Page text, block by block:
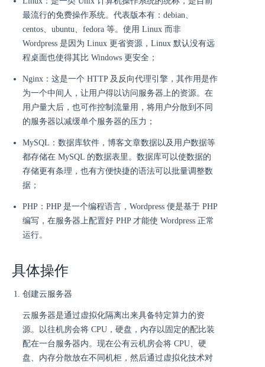
最流行的免费操作系统。代表版本有：debian、
centos、ubuntu、fedora 等。使用 Linux 而非
Wordpress 是因为 Linux 更省资源，Linux 默认没有远
程桌面也使得其比 Windows 更安全；
Nginx：这是一个 HTTP 及反向代理引擎，其作用是作
为一个中间人，让用户得以访问服务器上的资源。在
用户量大后，也可作控制流量用，将用户分散到不同
的服务器以减缓单个服务器的压力；
MySQL：数据库软件，博客文章数据以及用户数据等
都存储在 MySQL 的数据表里。数据库可以使数据的
存储更有条理，也有方便快捷的语法可以批量调整数
据；
PHP：PHP 是一个编程语言，Wordpress 便是基于 PHP
编写，在服务器上配置好 PHP 才能使 Wordpress 正常
运行。
具体操作
创建云服务器
云服务器是通过虚拟化隔离出来具备特定算力的资
源。以往机房会将 CPU，硬盘，内存以固定的配比装
配在一台服务器内。现在公有云机房会将 CPU、硬
盘、内存分散放在不同机柜，然后通过虚拟化技术对